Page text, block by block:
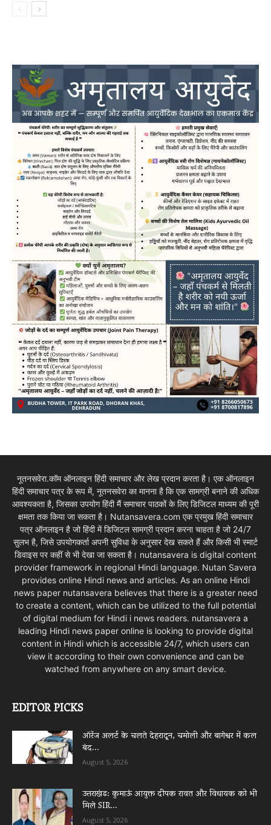
नूतनसवेरा.कॉम ऑनलाइन हिंदी समाचार और लेख प्रदान करता है। एक ऑनलाइन
हिंदी समाचार पत्र के रूप में, नूतनसवेरा का मानना है कि एक सामग्री बनाने की अधिक
आवश्यकता है, जिसका उपयोग हिंदी मैं समाचार पाठकों के लिए डिजिटल माध्यम की पूरी
क्षमता तक किया जा सकता है। Nutansavera.com एक प्रमुख हिंदी समाचार
पत्र ऑनलाइन है जो हिंदी में डिजिटल सामग्री प्रदान करना चाहता है जो 24/7
सुलभ है, जिसे उपयोगकर्ता अपनी सुविधा के अनुसार देख सकते हैं और किसी भी स्मार्ट
डिवाइस पर कहीं से भी देखा जा सकता है। nutansavera is digital content
provider framework in regional Hindi language. Nutan Savera
provides online Hindi news and articles. As an online Hindi
news paper nutansavera believes that there is a greater need
to create a content, which can be utilized to the full potential
of digital medium for Hindi i news readers. nutansavera a
leading Hindi news paper online is looking to provide digital
content in Hindi which is accessible 24/7, which users can
view it according to their own convenience and can be
watched from anywhere on any smart device.
EDITOR PICKS
ऑरेंज अलर्ट के चलते देहरादून, चमोली और बागेश्वर में कल
बंद...
August 5, 2026
उत्तराखंड: कुमाऊं आयुक्त दीपक रावत और विधायक को भी
मिले SIR...
August 5, 2026